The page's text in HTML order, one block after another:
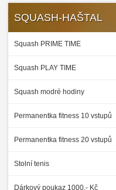
SQUASH-HAŠTAL
Squash PRIME TIME
Squash PLAY TIME
Squash modré hodiny
Permanentka fitness 10 vstupů
Permanentka fitness 20 vstupů
Stolní tenis
Dárkový poukaz 1000,- Kč